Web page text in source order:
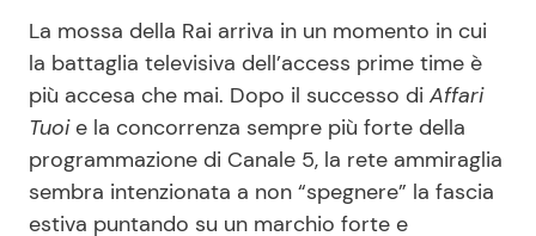
La mossa della Rai arriva in un momento in cui
la battaglia televisiva dell’access prime time è
più accesa che mai. Dopo il successo di Affari
Tuoie la concorrenza sempre più forte della
programmazione di Canale 5, la rete ammiraglia
sembra intenzionata a non “spegnere” la fascia
estiva puntando su un marchio forte e